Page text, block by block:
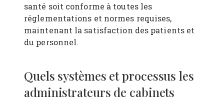
santé soit conforme à toutes les
réglementations et normes requises,
maintenant la satisfaction des patients et
du personnel.
Quels systèmes et processus les
administrateurs de cabinets